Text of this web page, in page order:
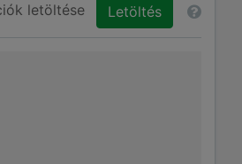
letöltése Letöltés